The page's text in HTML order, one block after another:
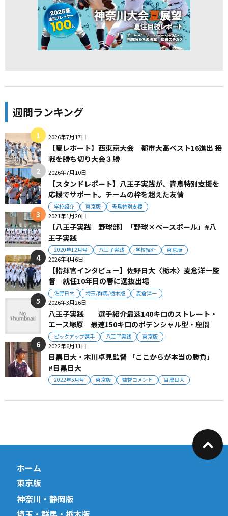
週間ランキング
2026年7月17日
【夏レポート】西東京大会 都市大高ベスト16進出 接
戦を勝ち切り大会３勝
2026年7月10日
【スタンドレポート】八王子実践が、青鳥特別支援を
応援でサポート。チームの枠を超えた友情
学校紹介 東京版 青鳥特別支援
2021年1月20日
【八王子実践 野球部】「野球×ベースボール」#八
王子実践
2020年12月号 八王子実践 学校紹介 東京版
2026年4月6日
【指揮官インタビュー】佐野日大〈栃木〉麦倉洋一監
督 就任10年目の春に選抜出場
佐野日大 埼玉/群馬/栃木版 麦倉洋一
2026年3月26日
八王子実践 選手紹介最速140キロのストレート・
エース塚原 最速150キロのポテンシャル型・座間
ピックアップ選手 八王子実践 東京版
2022年6月11日
目黒日大・木川卓見監督 「ここからが本当の勝負」
#目黒日大
2022年5月号 東京版 監督コメント 目黒日大
ホーム
東京版
神奈川・静岡版